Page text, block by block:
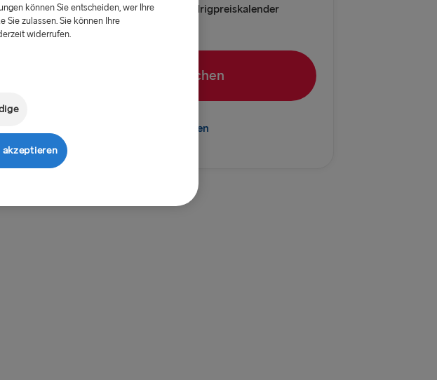
Rostock → Trelleborg
Frederikshavn → Göteborg
Göteborg → Frederikshavn
Low-Fare-Kalender | Niedrigpreiskalender
anzeigen
Reise suchen
Angebotscode hinzufügen
können Sie entscheiden, wer Ihre
zulassen. Sie können Ihre
widerrufen.
akzeptieren